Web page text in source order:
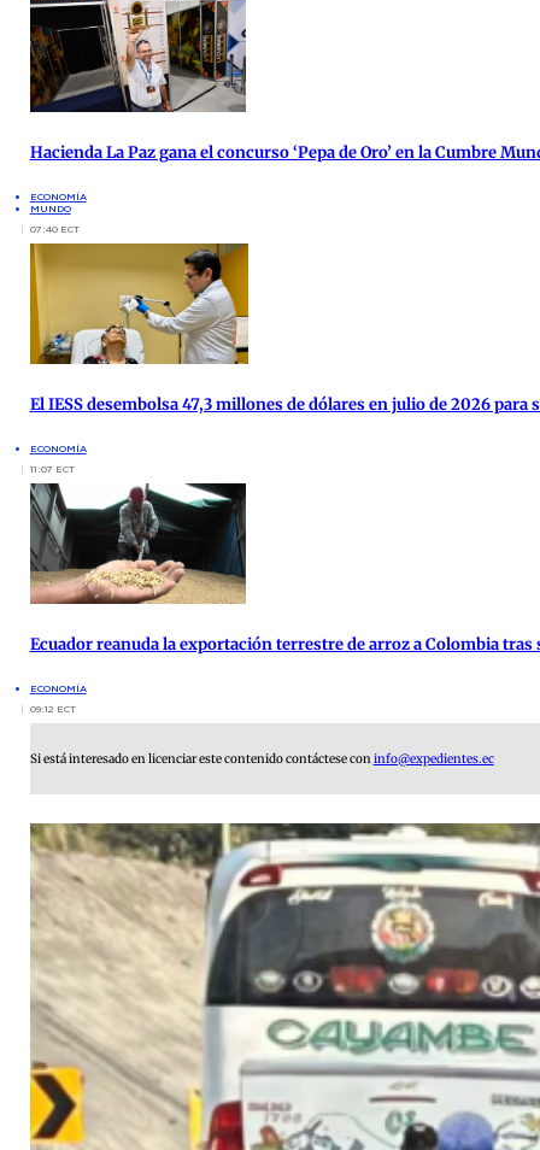
Hacienda La Paz gana el concurso ‘Pepa de Oro’ en la Cumbre
ECONOMÍA
MUNDO
07:40 ECT
El IESS desembolsa 47,3 millones de dólares en julio de 2026
ECONOMÍA
11:07 ECT
Ecuador reanuda la exportación terrestre de arroz a Colombia
ECONOMÍA
09:12 ECT
Si está interesado en licenciar este contenido contáctese con info@expedientes.ec